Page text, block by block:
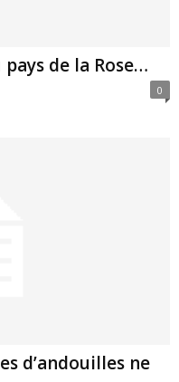
de la Rose…
0
d’andouilles ne